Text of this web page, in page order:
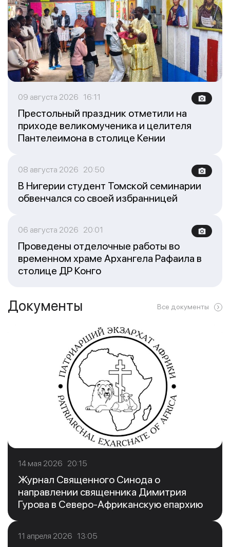
09 августа 2026 16:11
Престольный праздник отметили на
приходе великомученика и целителя
Пантелеимона в столице Кении
08 августа 2026 20:50
В Нигерии студент Томской семинарии
обвенчался со своей избранницей
06 августа 2026 20:01
Проведены отделочные работы во
временном храме Архангела Рафаила в
столице ДР Конго
Документы Все документы
14 мая 2026 20:15
Журнал Священного Синода о
направлении священника Димитрия
Гурова в Северо-Африканскую епархию
11 апреля 2026 13:05